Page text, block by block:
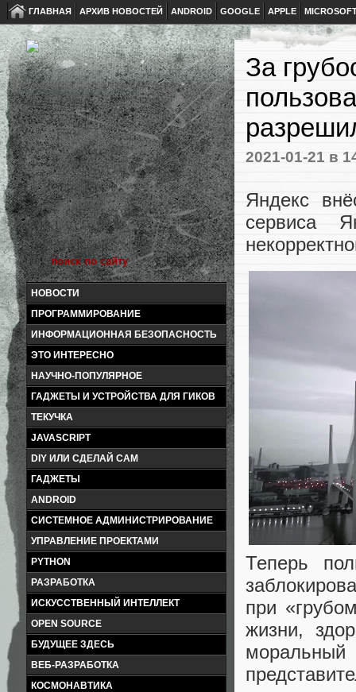
ГЛАВНАЯ АРХИВ НОВОСТЕЙ ANDROID GOOGLE APPLE
НОВОСТИ
ПРОГРАММИРОВАНИЕ
ИНФОРМАЦИОННАЯ БЕЗОПАСНОСТЬ
ЭТО ИНТЕРЕСНО
НАУЧНО-ПОПУЛЯРНОЕ
ГАДЖЕТЫ И УСТРОЙСТВА ДЛЯ ГИКОВ
ТЕКУЧКА
JAVASCRIPT
DIY ИЛИ СДЕЛАЙ САМ
ГАДЖЕТЫ
ANDROID
СИСТЕМНОЕ АДМИНИСТРИРОВАНИЕ
УПРАВЛЕНИЕ ПРОЕКТАМИ
PYTHON
РАЗРАБОТКА
ИСКУССТВЕННЫЙ ИНТЕЛЛЕКТ
OPEN SOURCE
БУДУЩЕЕ ЗДЕСЬ
ВЕБ-РАЗРАБОТКА
КОСМОНАВТИКА
За
2021-01-21 в
Яндекс
сервиса
Теперь
при
жизни,